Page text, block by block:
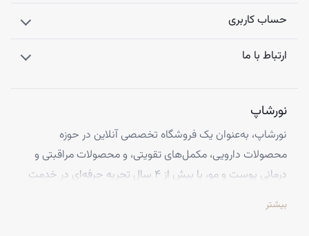
حساب کاربری
ارتباط با ما
نورشاپ
نورشاپ، به‌عنوان یک فروشگاه تخصصی آنلاین در حوزه
محصولات دارویی، مکمل‌های تقویتی، و محصولات مراقبتی و
درمانی پوست و مو، با بیش از ۴ سال تجربه حرفه‌ای در خدمت
برندهای اروپایی تهیه کرده و اصالت کالاها را با ضمانت کامل
بیشتر